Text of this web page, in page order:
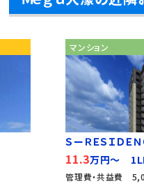
マンション
ＳーＲＥＳＩＤＥ
11.3万円～
管理費・共益費